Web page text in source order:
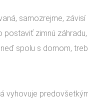
samozrejme,
postaviť zimnú
spolu s domom,
vyhovuje